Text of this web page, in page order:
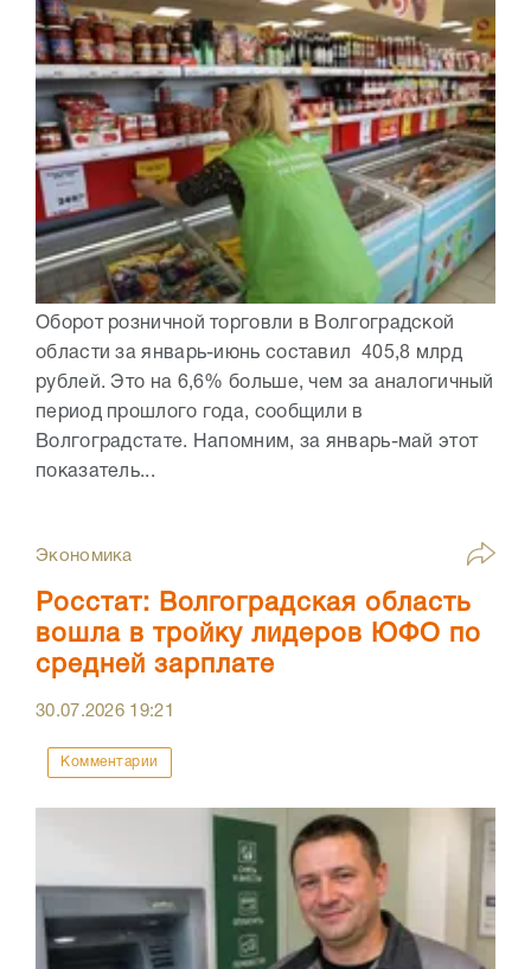
Оборот розничной торговли в Волгоградской
области за январь-июнь составил 405,8 млрд
рублей. Это на 6,6% больше, чем за аналогичный
период прошлого года, сообщили в
Волгоградстате. Напомним, за январь-май этот
показатель...
Экономика
Росстат: Волгоградская область
вошла в тройку лидеров ЮФО по
средней зарплате
30.07.2026 19:21
Комментарии